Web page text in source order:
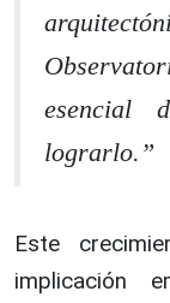
esencial
lograrlo.”
Este
implicación